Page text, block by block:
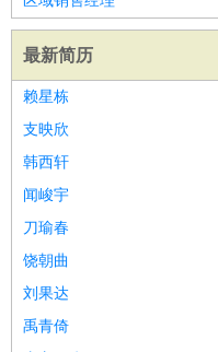
最新简历
赖星栋
支映欣
韩西轩
闻峻宇
刀瑜春
饶朝曲
刘果达
禹青倚